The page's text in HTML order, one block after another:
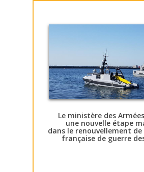
Le ministère des
une nouvelle étape
dans le renouvellement
française de guerre